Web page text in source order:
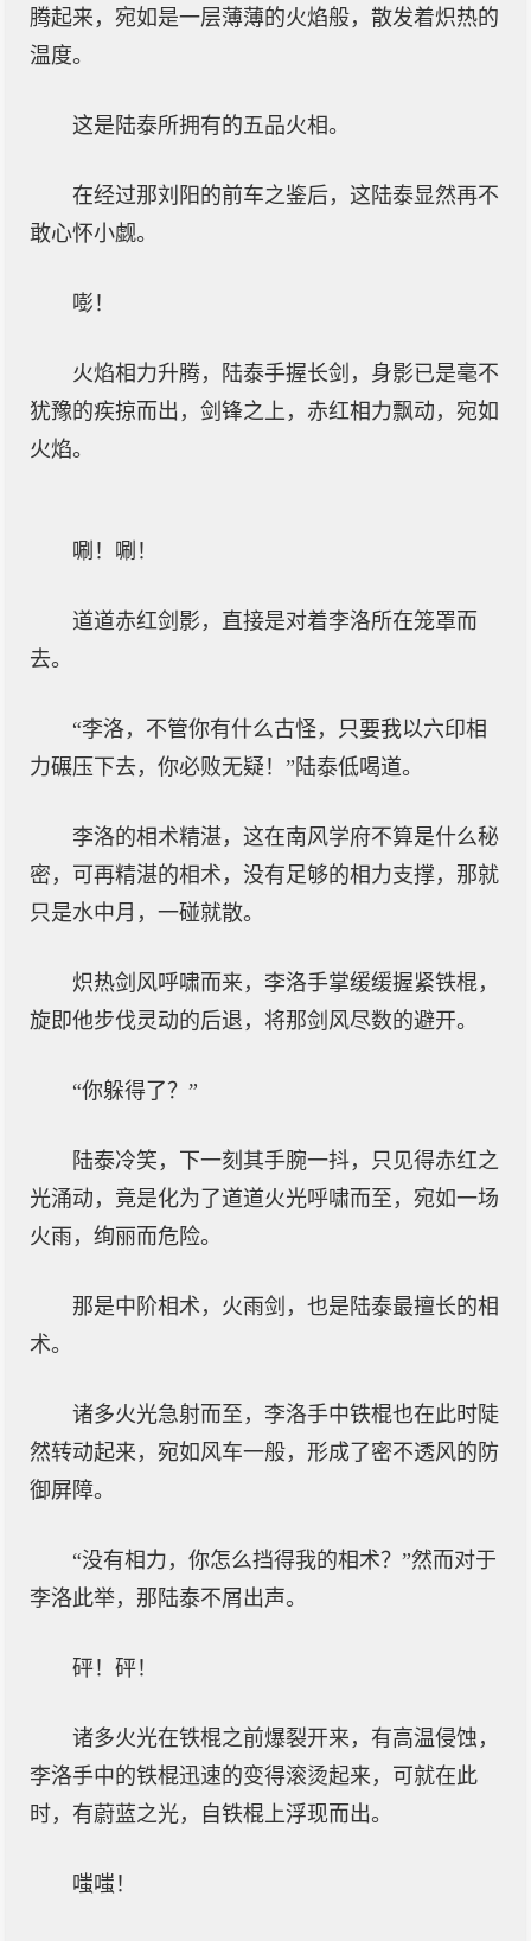
腾起来，宛如是一层薄薄的火焰般，散发着炽热的
温度。
这是陆泰所拥有的五品火相。
在经过那刘阳的前车之鉴后，这陆泰显然再不
敢心怀小觑。
嘭！
火焰相力升腾，陆泰手握长剑，身影已是毫不
犹豫的疾掠而出，剑锋之上，赤红相力飘动，宛如
火焰。
唰！唰！
道道赤红剑影，直接是对着李洛所在笼罩而
去。
“李洛，不管你有什么古怪，只要我以六印相
力碾压下去，你必败无疑！”陆泰低喝道。
李洛的相术精湛，这在南风学府不算是什么秘
密，可再精湛的相术，没有足够的相力支撑，那就
只是水中月，一碰就散。
炽热剑风呼啸而来，李洛手掌缓缓握紧铁棍，
旋即他步伐灵动的后退，将那剑风尽数的避开。
“你躲得了？”
陆泰冷笑，下一刻其手腕一抖，只见得赤红之
光涌动，竟是化为了道道火光呼啸而至，宛如一场
火雨，绚丽而危险。
那是中阶相术，火雨剑，也是陆泰最擅长的相
术。
诸多火光急射而至，李洛手中铁棍也在此时陡
然转动起来，宛如风车一般，形成了密不透风的防
御屏障。
“没有相力，你怎么挡得我的相术？”然而对于
李洛此举，那陆泰不屑出声。
砰！砰！
诸多火光在铁棍之前爆裂开来，有高温侵蚀，
李洛手中的铁棍迅速的变得滚烫起来，可就在此
时，有蔚蓝之光，自铁棍上浮现而出。
嗤嗤！